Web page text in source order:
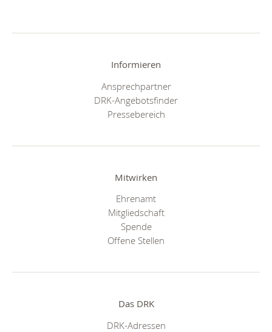
Informieren
Ansprechpartner
DRK-Angebotsfinder
Pressebereich
Mitwirken
Ehrenamt
Mitgliedschaft
Spende
Offene Stellen
Das DRK
DRK-Adressen